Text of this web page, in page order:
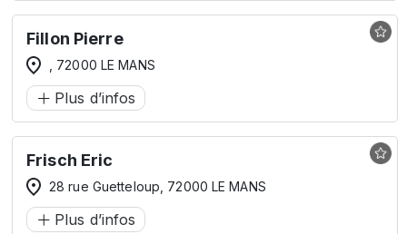
Fillon Pierre
, 72000 LE MANS
Plus d’infos
Frisch Eric
28 rue Guetteloup, 72000 LE MANS
Plus d’infos